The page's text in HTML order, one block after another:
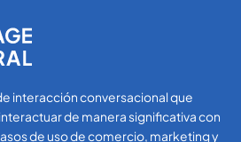
interacción conversacional que
de manera significativa con
de uso de comercio, marketing y